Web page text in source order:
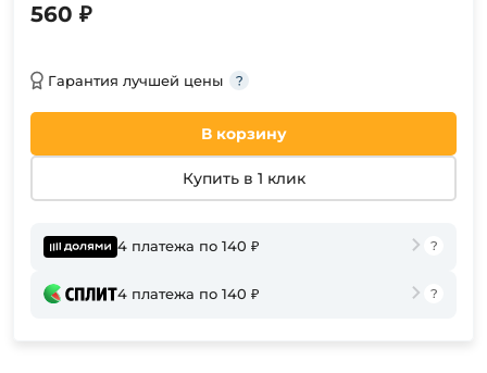
560 ₽
Гарантия лучшей цены
В корзину
Купить в 1 клик
4 платежа по 140 ₽
4 платежа по 140 ₽